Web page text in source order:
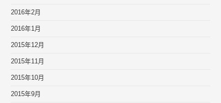
2016年2月
2016年1月
2015年12月
2015年11月
2015年10月
2015年9月